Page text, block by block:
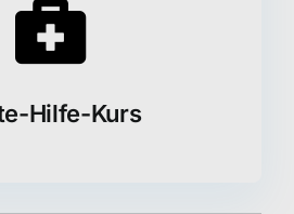
Hilfe-Kurs